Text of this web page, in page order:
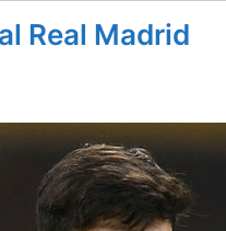
Real Madrid